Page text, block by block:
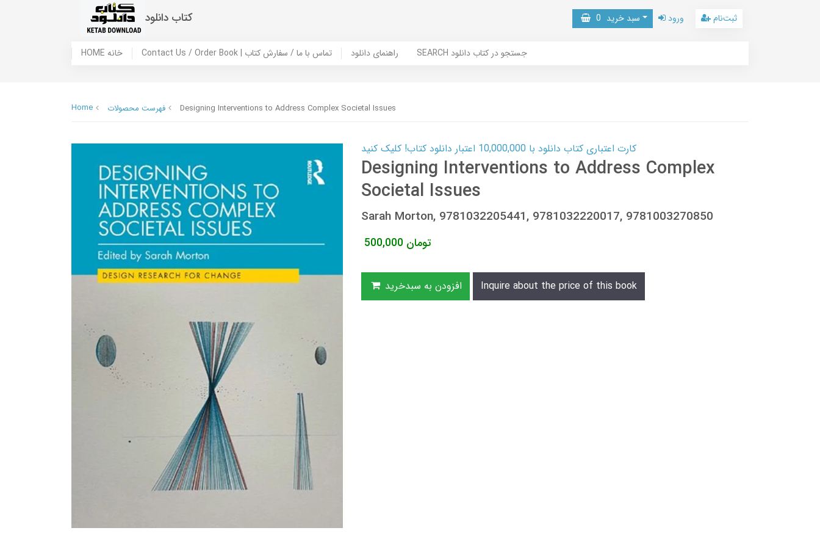
کتاب دانلود سبد خرید 0 ورود ثبت‌نام
HOME خانه Contact Us / Order Book | تماس با ما / سفارش کتاب راهنمای دانلود SEARCH جستجو در کتاب دانلود
Home فهرست محصولات Designing Interventions to Address Complex Societal Issues
کارت اعتباری کتاب دانلود با 10,000,000 اعتبار دانلود کتاب! کلیک کنید
Designing Interventions to Address Complex
Societal Issues
Sarah Morton, 9781032205441, 9781032220017, 9781003270850
500,000 تومان
افزودن به سبدخرید Inquire about the price of this book